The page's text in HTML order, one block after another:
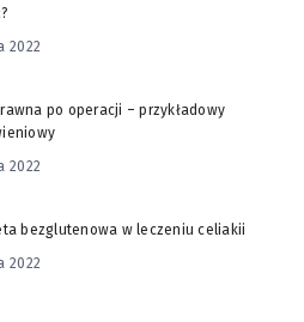
2022
po operacji – przykładowy
2022
bezglutenowa w leczeniu celiakii
2022